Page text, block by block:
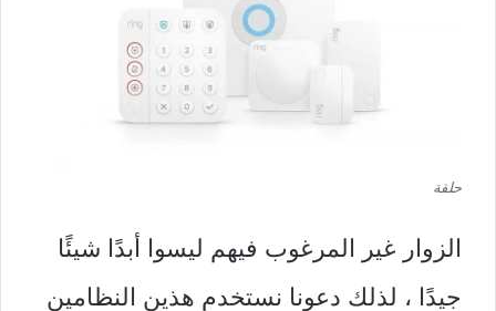
حلقة
الزوار غير المرغوب فيهم ليسوا أبدًا شيئًا
جيدًا ، لذلك دعونا نستخدم هذين النظامين